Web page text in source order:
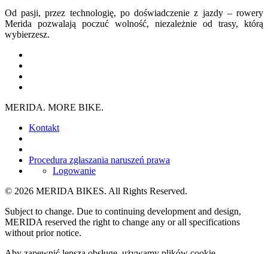
Od pasji, przez technologię, po doświadczenie z jazdy – rowery
Merida pozwalają poczuć wolność, niezależnie od trasy, którą
wybierzesz.
MERIDA. MORE BIKE.
Kontakt
Procedura zgłaszania naruszeń prawa
Logowanie
© 2026 MERIDA BIKES. All Rights Reserved.
Subject to change. Due to continuing development and design,
MERIDA reserved the right to change any or all specifications
without prior notice.